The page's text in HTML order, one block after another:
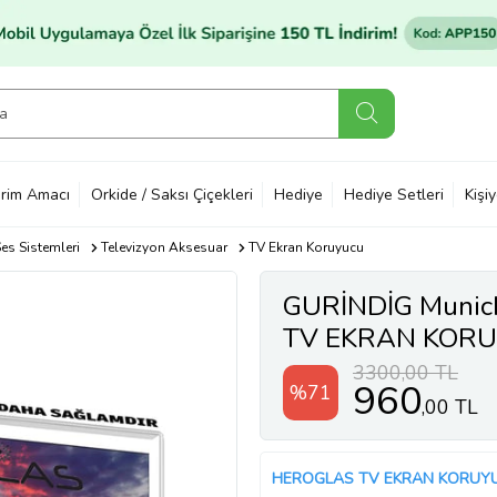
Amacı Orkide / Saksı Çiçekleri Hediye Hediye Setleri
Sistemleri Televizyon Aksesuar TV Ekran Koruyucu
GURİNDİG
TV EKRAN
%71
3300,00 TL
960,00 TL
HEROGLAS TV EKRAN